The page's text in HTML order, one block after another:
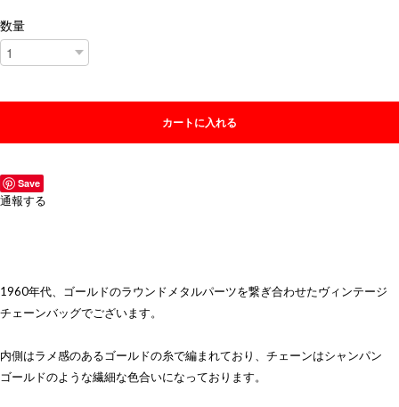
数量
カートに入れる
Save
通報する
1960年代、ゴールドのラウンドメタルパーツを繋ぎ合わせたヴィンテージ
チェーンバッグでございます。
内側はラメ感のあるゴールドの糸で編まれており、チェーンはシャンパン
ゴールドのような繊細な色合いになっております。